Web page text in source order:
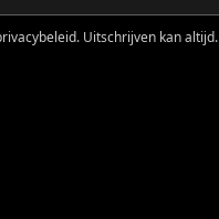
Uitschrijven kan altijd.